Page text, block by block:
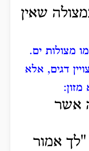
שאין
מצולות ים.
דגים, אלא
אשר
אמור